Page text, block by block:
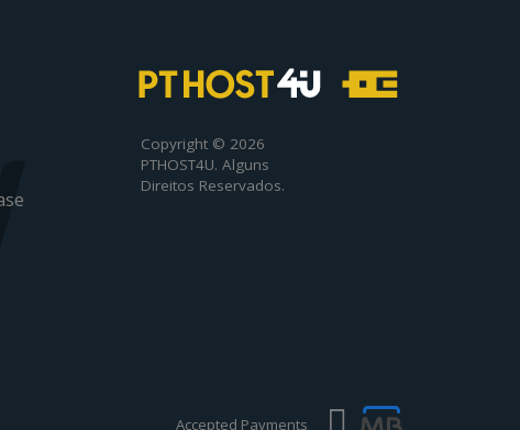
Copyright © 2026
PTHOST4U. Alguns
Direitos Reservados.
Accepted Payments